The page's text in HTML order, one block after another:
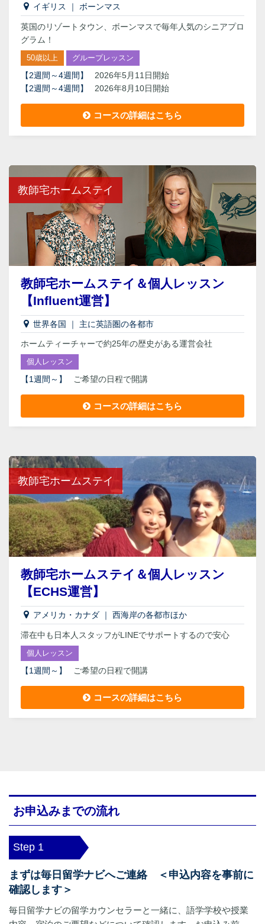
イギリス ｜ ボーンマス
英国のリゾートタウン、ボーンマスで毎年人気のシニアプロ
グラム！
50歳以上 グループレッスン
【2週間～4週間】
2026年5月11日開始
【2週間～4週間】 2026年8月10日開始
コースの詳細はこちら
教師宅ホームステイ
教師宅ホームステイ＆個人レッスン
【Influent運営】
世界各国 ｜ 主に英語圏の各都市
ホームティーチャーで約25年の歴史がある運営会社
個人レッスン
【1週間～ 】 ご希望の日程で開講
コースの詳細はこちら
教師宅ホームステイ
教師宅ホームステイ＆個人レッスン
【ECHS運営】
アメリカ・カナダ｜ 西海岸の各都市ほか
滞在中も日本人スタッフがLINEでサポートするので安心
個人レッスン
【1週間～ 】 ご希望の日程で開講
コースの詳細はこちら
お申込みまでの流れ
Step 1
まずは毎日留学ナビへご連絡 ＜申込内容を事前に
確認します＞
毎日留学ナビの留学カウンセラーと一緒に、語学学校や授業